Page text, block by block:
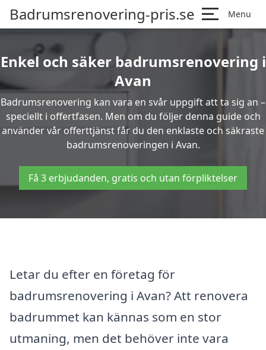
Badrumsrenovering-pris.se Menu
Enkel och säker badrumsrenovering i
Avan
Badrumsrenovering kan vara en svår uppgift att ta sig an –
speciellt i offertfasen. Men om du följer denna guide och
använder vår offerttjänst får du den enklaste och säkraste
badrumsrenoveringen i Avan.
Få 3 erbjudanden, gratis och utan förpliktelser
Letar du efter en företag för
badrumsrenovering i Avan? Att renovera
badrummet kan kännas som en stor
utmaning, men det behöver inte vara